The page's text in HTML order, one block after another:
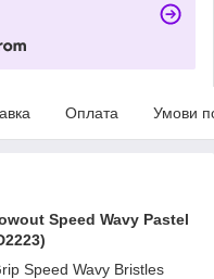
Оплата Умови
Speed Wavy Pastel
Speed Wavy Bristles